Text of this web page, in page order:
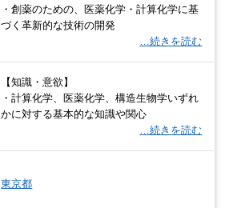
・創薬のための、医薬化学・計算化学に基
づく革新的な技術の開発
…続きを読む
【知識・意欲】
・計算化学、医薬化学、構造生物学いずれ
かに対する基本的な知識や関心
…続きを読む
東京都